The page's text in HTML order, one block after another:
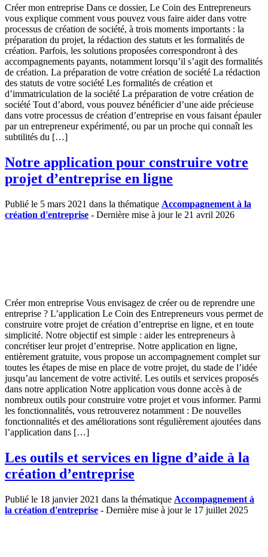
Créer mon entreprise Dans ce dossier, Le Coin des Entrepreneurs
vous explique comment vous pouvez vous faire aider dans votre
processus de création de société, à trois moments importants : la
préparation du projet, la rédaction des statuts et les formalités de
création. Parfois, les solutions proposées correspondront à des
accompagnements payants, notamment lorsqu’il s’agit des formalités
de création. La préparation de votre création de société La rédaction
des statuts de votre société Les formalités de création et
d’immatriculation de la société La préparation de votre création de
société Tout d’abord, vous pouvez bénéficier d’une aide précieuse
dans votre processus de création d’entreprise en vous faisant épauler
par un entrepreneur expérimenté, ou par un proche qui connaît les
subtilités du […]
Notre application pour construire votre
projet d’entreprise en ligne
Publié le 5 mars 2021 dans la thématique Accompagnement à la
création d'entreprise - Dernière mise à jour le 21 avril 2026
Créer mon entreprise Vous envisagez de créer ou de reprendre une
entreprise ? L’application Le Coin des Entrepreneurs vous permet de
construire votre projet de création d’entreprise en ligne, et en toute
simplicité. Notre objectif est simple : aider les entrepreneurs à
concrétiser leur projet d’entreprise. Notre application en ligne,
entièrement gratuite, vous propose un accompagnement complet sur
toutes les étapes de mise en place de votre projet, du stade de l’idée
jusqu’au lancement de votre activité. Les outils et services proposés
dans notre application Notre application vous donne accès à de
nombreux outils pour construire votre projet et vous informer. Parmi
les fonctionnalités, vous retrouverez notamment : De nouvelles
fonctionnalités et des améliorations sont régulièrement ajoutées dans
l’application dans […]
Les outils et services en ligne d’aide à la
création d’entreprise
Publié le 18 janvier 2021 dans la thématique Accompagnement à
la création d'entreprise - Dernière mise à jour le 17 juillet 2025